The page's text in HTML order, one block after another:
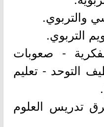
والتربوي.
التربوي.
- صعوبات
التوحد - تعليم
تدريس العلوم